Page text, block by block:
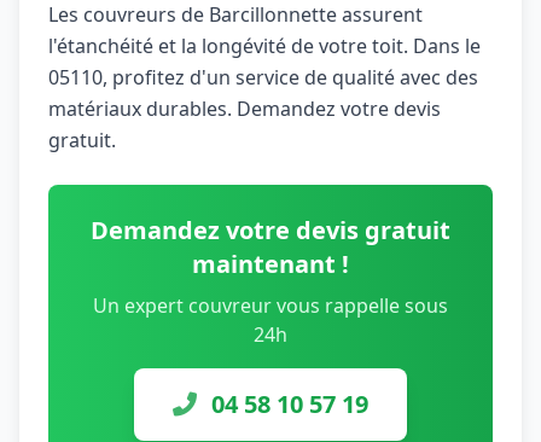
Les couvreurs de Barcillonnette assurent
l'étanchéité et la longévité de votre toit. Dans le
05110, profitez d'un service de qualité avec des
matériaux durables. Demandez votre devis
gratuit.
Demandez votre devis gratuit
maintenant !
Un expert couvreur vous rappelle sous
24h
04 58 10 57 19